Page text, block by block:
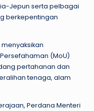
Jepun serta pelbagai
berkepentingan
(MoU)
pertahanan dan
tenaga, alam
Perdana Menteri